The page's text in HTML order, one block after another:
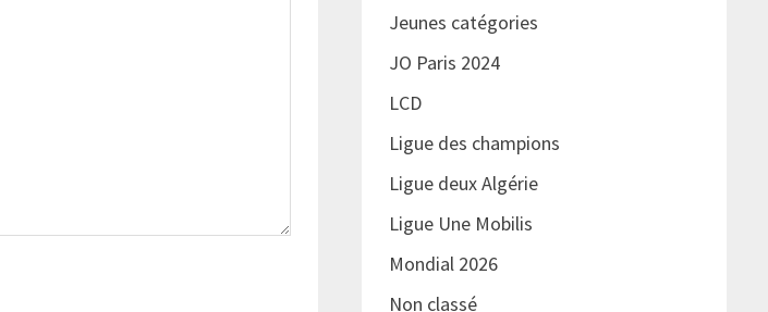
Jeunes catégories
JO Paris 2024
LCD
Ligue des champions
Ligue deux Algérie
Ligue Une Mobilis
Mondial 2026
Non classé